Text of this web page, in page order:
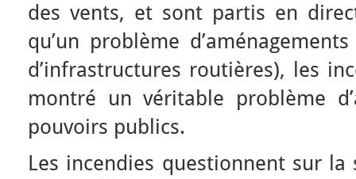
des vents, et sont partis en
qu’un problème
d’infrastructures routières), les
montré un véritable problème
pouvoirs publics.
Les incendies questionnent sur